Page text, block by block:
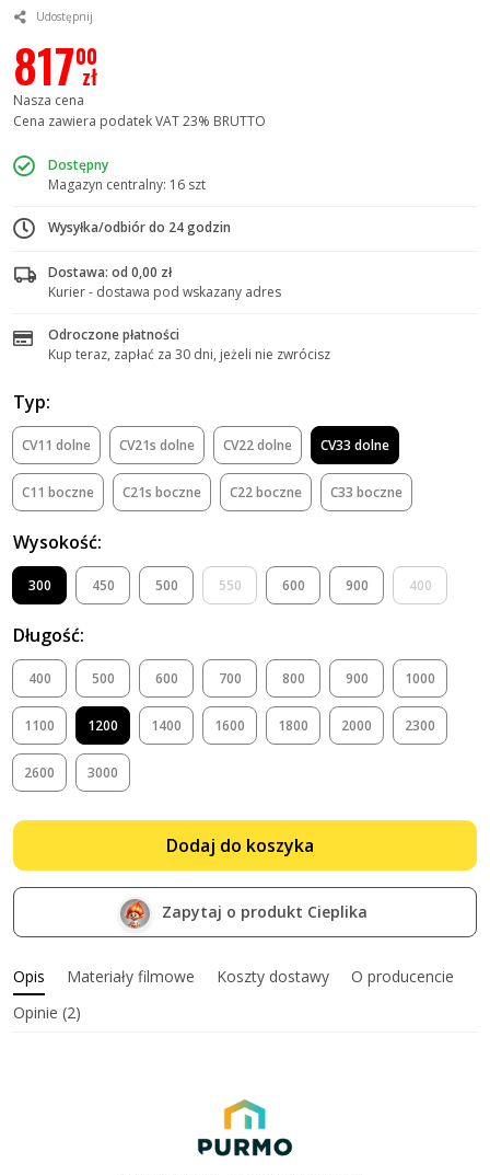
Udostępnij
81700
zł
Nasza cena
Cena zawiera podatek VAT 23% BRUTTO
Dostępny
Magazyn centralny: 16 szt
Wysyłka/odbiór do 24 godzin
Dostawa: od 0,00 zł
Kurier - dostawa pod wskazany adres
Odroczone płatności
Kup teraz, zapłać za 30 dni, jeżeli nie zwrócisz
Typ:
CV11 dolne CV21s dolne CV22 dolne CV33 dolne
C11 boczne C21s boczne C22 boczne C33 boczne
Wysokość:
300 450 500 550 600 900 400
Długość:
400 500 600 700 800 900 1000
1100 1200 1400 1600 1800 2000 2300
2600 3000
Dodaj do koszyka
Zapytaj o produkt Cieplika
Opis Materiały filmowe Koszty dostawy
O producencie
Opinie (2)